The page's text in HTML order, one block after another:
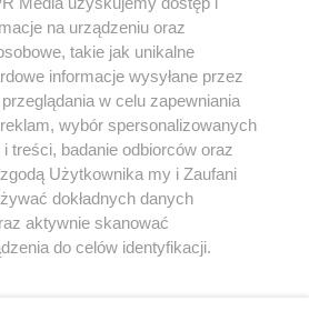
TEMATY
na urządzeniu oraz
takie jak unikalne
informacje wysyłane przez
w celu zapewniania
wybór spersonalizowanych
treści, badanie odbiorców oraz
Użytkownika my i Zaufani
dokładnych danych
aktywnie skanować
do celów identyfikacji.